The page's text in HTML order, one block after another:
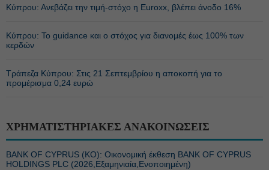
Κύπρου: Ανεβάζει την τιμή-στόχο η Euroxx, βλέπει άνοδο 16%
Κύπρου: Το guidance και ο στόχος για διανομές έως 100% των
κερδών
Τράπεζα Κύπρου: Στις 21 Σεπτεμβρίου η αποκοπή για το
προμέρισμα 0,24 ευρώ
ΧΡΗΜΑΤΙΣΤΗΡΙΑΚΕΣ ΑΝΑΚΟΙΝΩΣΕΙΣ
BANK OF CYPRUS (ΚΟ): Οικονομική έκθεση BANK OF CYPRUS
HOLDINGS PLC (2026,Εξαμηνιαία,Ενοποιημένη)